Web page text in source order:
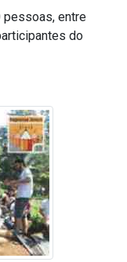
pessoas, entre
do